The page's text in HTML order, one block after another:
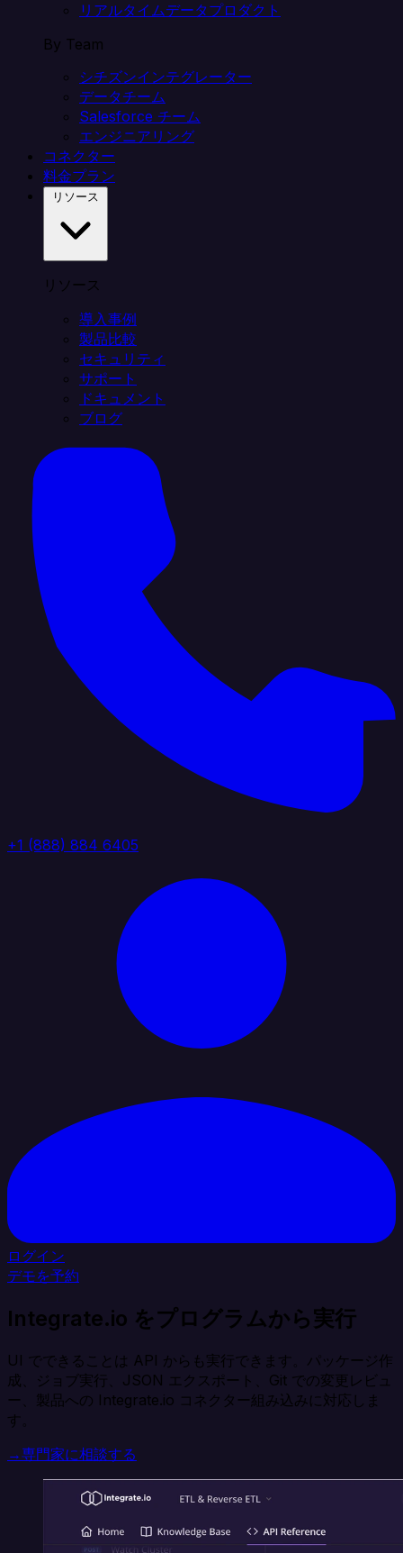
リアルタイムデータプロダクト
By Team
シチズンインテグレーター
データチーム
Salesforce チーム
エンジニアリング
コネクター
料金プラン
リソース
導入事例
製品比較
セキュリティ
サポート
ドキュメント
ブログ
+1 (888) 884 6405
ログイン
デモを予約
Integrate.io をプログラムから実行
UI でできることは API からも実行できます。パッケージ作
成、ジョブ実行、JSON エクスポート、Git での変更レビュ
ー、製品への Integrate.io コネクター組み込みに対応しま
す。
→専門家に相談する